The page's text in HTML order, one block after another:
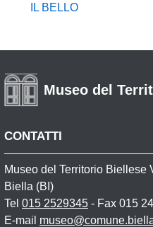
IL BELLO
Museo del
CONTATTI
Museo del Territorio Biellese
Biella (BI)
Tel 015 2529345 - Fax 015
E-mail